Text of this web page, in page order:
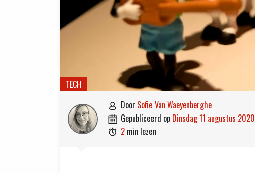
TECH
 door Sofie Van Waeyenberghe
 gepubliceerd op dinsdag 11 augustus 2020
 2 min lezen